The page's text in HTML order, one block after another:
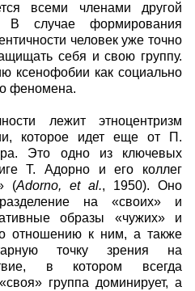
всеми членами другой
случае формирования
человек уже точно
себя и свою группу.
ксенофобии как социально
феномена.
лежит этноцентризм
которое идет еще от П.
Это одно из ключевых
Т. Адорно и его коллег
(Adorno, et al., 1950). Оно
на «своих» и
образы «чужих» и
отношению к ним, а также
точку зрения на
в котором всегда
группа доминирует, а